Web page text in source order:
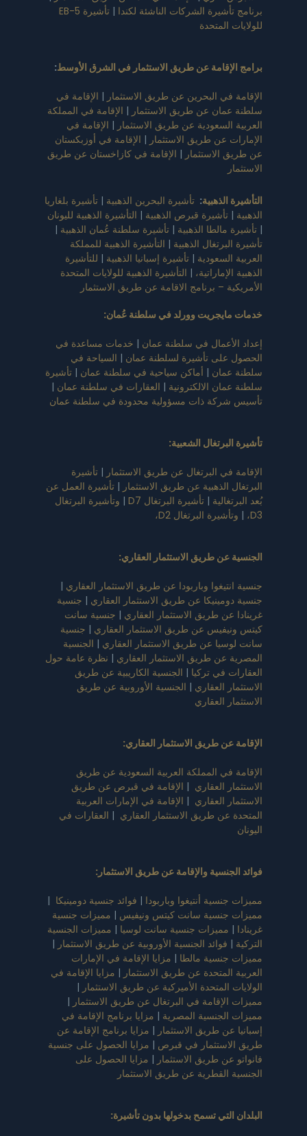
برنامج تأشيرة الشركات الناشئة لكندا |
تأشيرة EB-5
للولايات المتحدة
برامج الإقامة عن طريق الاستثمار في الشرق الأوسط:
الإقامة في البحرين عن طريق الاستثمار | الإقامة في
سلطنة عمان عن طريق الاستثمار | الإقامة في المملكة
العربية السعودية عن طريق الاستثمار | الإقامة في
الإمارات عن طريق الاستثمار | الإقامة في أوزبكستان
عن طريق الاستثمار | الإقامة في كازاخستان عن طريق
الاستثمار
التأشيرة الذهبية: تأشيرة البحرين الذهبية | تأشيرة بلغاريا
الذهبية | تأشيرة قبرص الذهبية | التأشيرة الذهبية لليونان
| تأشيرة مالطا الذهبية | تأشيرة سلطنة عُمان الذهبية |
تأشيرة البرتغال الذهبية | التأشيرة الذهبية للمملكة
العربية السعودية | تأشيرة إسبانيا الذهبية | للتأشيرة
الذهبية الإماراتية، | التأشيرة الذهبية للولايات المتحدة
الأمريكية – برنامج الاقامة عن طريق الاستثمار
خدمات مايجريت وورلد في سلطنة عُمان:
إعداد الأعمال في سلطنة عمان | خدمات مساعدة في
الحصول على تأشيرة لسلطنة عمان | السياحة في
سلطنة عمان | أماكن سياحية في سلطنة عمان | تأشيرة
سلطنة عمان الالكترونية | العقارات في سلطنة عمان |
تأسيس شركة ذات مسؤولية محدودة في سلطنة عمان
تأشيرة البرتغال الشعبية:
الإقامة في البرتغال عن طريق الاستثمار | تأشيرة
البرتغال الذهبية عن طريق الاستثمار | تأشيرة العمل عن
بُعد البرتغالية | تأشيرة البرتغال D7 | وتأشيرة البرتغال
D3، | وتأشيرة البرتغال D2،
الجنسية عن طريق الاستثمار العقاري:
جنسية انتيغوا وباربودا عن طريق الاستثمار العقاري |
جنسية دومينيكا عن طريق الاستثمار العقاري | جنسية
غرينادا عن طريق الاستثمار العقاري | جنسية سانت
كيتس ونيفيس عن طريق الاستثمار العقاري | جنسية
سانت لوسيا عن طريق الاستثمار العقاري | الجنسية
المصرية عن طريق الاستثمار العقاري | نظرة عامة حول
العقارات في تركيا | الجنسية الكاريبية عن طريق
الاستثمار العقاري | الجنسية الأوروبية عن طريق
الاستثمار العقاري
الإقامة عن طريق الاستثمار العقاري:
الإقامة في المملكة العربية السعودية عن طريق
الاستثمار العقاري | الإقامة في قبرص عن طريق
الاستثمار العقاري | الإقامة في الإمارات العربية
المتحدة عن طريق الاستثمار العقاري | العقارات في
اليونان
فوائد الجنسية والإقامة عن طريق الاستثمار :
مميزات جنسية أنتيغوا وباربودا | فوائد جنسية دومينيكا |
مميزات جنسية سانت كيتس ونيفيس | مميزات جنسية
غرينادا | مميزات جنسية سانت لوسيا | مميزات الجنسية
التركية | فوائد الجنسية الأوروبية عن طريق الاستثمار |
مميزات جنسية مالطا | مزايا الإقامة في الإمارات
العربية المتحدة عن طريق الاستثمار | مزايا الإقامة في
الولايات المتحدة الأميركية عن طريق الاستثمار |
مميزات الإقامة في البرتغال عن طريق الاستثمار |
مميزات الجنسية المصرية | مزايا برنامج الإقامة في
إسبانيا عن طريق الاستثمار | مزايا برنامج الإقامة عن
طريق الاستثمار في قبرص | مزايا الحصول على جنسية
فانواتو عن طريق الاستثمار | مزايا الحصول على
الجنسية القطرية عن طريق الاستثمار
البلدان التي تسمح بدخولها بدون تأشيرة: